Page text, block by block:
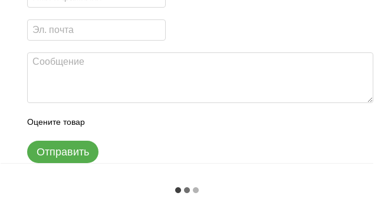
Оцените товар
Отправить